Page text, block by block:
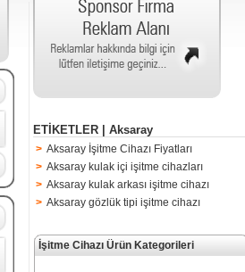
ETİKETLER | Aksaray
> Aksaray İşitme Cihazı Fiyatları
> Aksaray kulak içi işitme cihazları
> Aksaray kulak arkası işitme cihazı
> Aksaray gözlük tipi işitme cihazı
İşitme Cihazı Ürün Kategorileri